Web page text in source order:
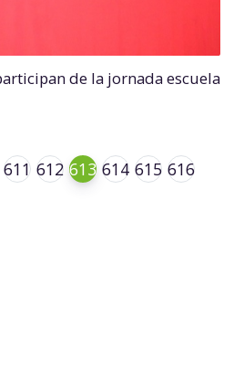
de la jornada escuela
611 612 613 614 615 616